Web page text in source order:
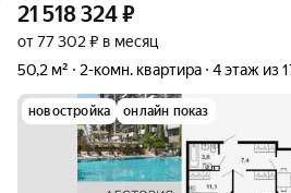
21 518 324₽
от 77 302 ₽ в месяц
50,2 м²
2-комн. квартира 4 этаж из
новостройка онлайн показ